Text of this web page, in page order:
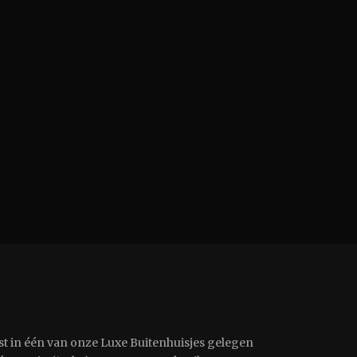
in één van onze Luxe Buitenhuisjes gelegen